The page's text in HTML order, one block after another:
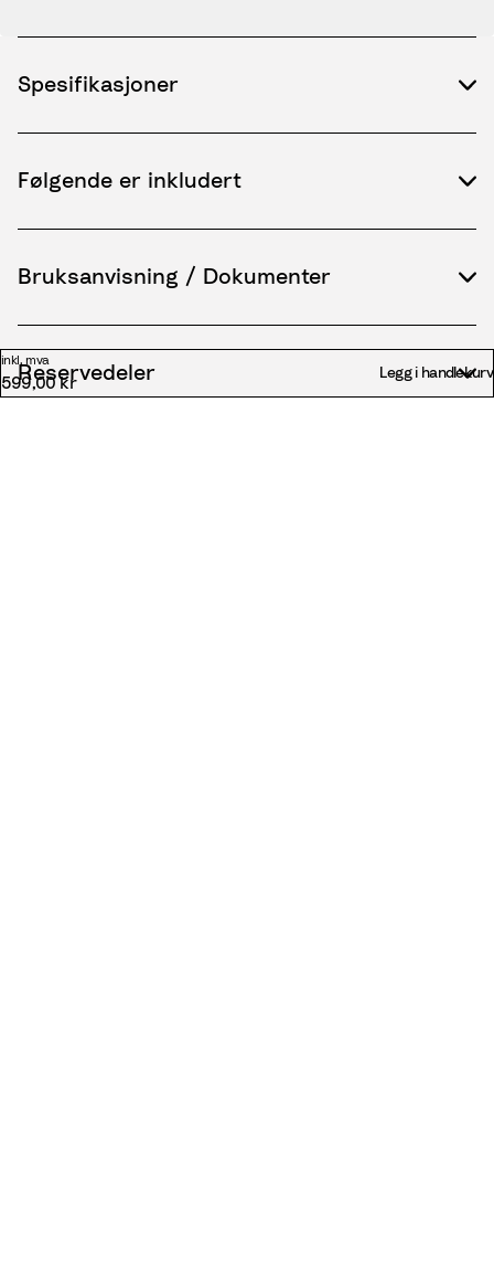
Spesifikasjoner
Følgende er inkludert
Bruksanvisning / Dokumenter
Reservedeler
inkl. mva
599,00 kr
Legg i handlekurv